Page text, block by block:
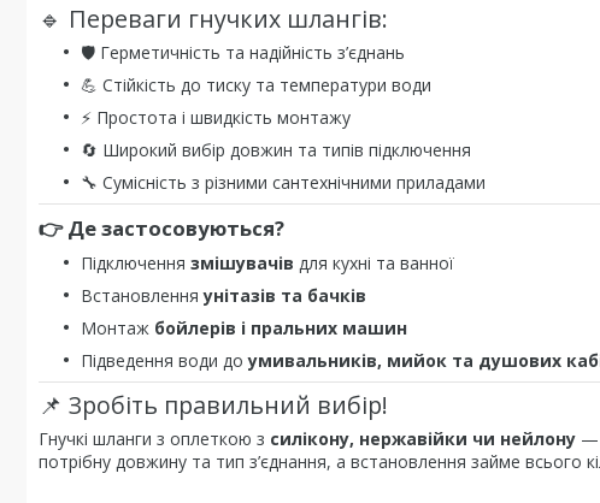
🔹 Переваги гнучких шлангів:
🛡️ Герметичність та надійність з’єднань
💪 Стійкість до тиску та температури води
⚡ Простота і швидкість монтажу
🔄 Широкий вибір довжин та типів підключення
🔧 Сумісність з різними сантехнічними приладами
👉 Де застосовуються?
Підключення змішувачів для кухні та ванної
Встановленняунітазів та бачків
Монтаж бойлерів і пральних машин
Підведення води доумивальників, мийок та душових
📌 Зробіть правильний вибір!
Гнучкі шланги з оплеткою з силікону, нержавійки чи нейлону —
потрібну довжину та тип з’єднання, а встановлення займе всього